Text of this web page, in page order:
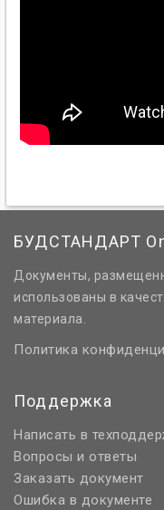
БУДСТАНДАРТ
Документы,
использованы в
материала.
Политика
Поддержка
Написать в
Вопросы и ответы
Заказать документ
Ошибка в документе